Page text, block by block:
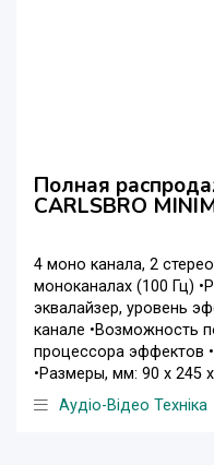
Полная
CARLSBRO
4 моно канала, 2
моноканалах (100 Гц)
эквалайзер, уровень
канале •Возможность
процессора эффектов
•Размеры, мм: 90 х 245
Аудіо-Відео Техніка